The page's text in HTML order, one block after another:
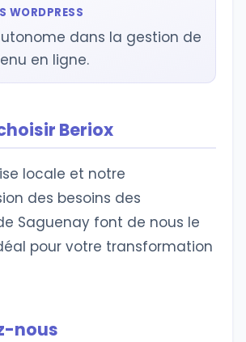
WORDPRESS
dans la gestion de
en ligne.
Beriox
locale et notre
des besoins des
Saguenay font de nous le
pour votre transformation
nous